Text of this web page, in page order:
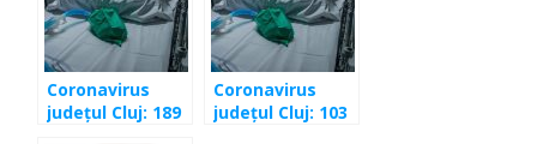
Coronavirus
județul Cluj: 189
Coronavirus
județul Cluj: 103